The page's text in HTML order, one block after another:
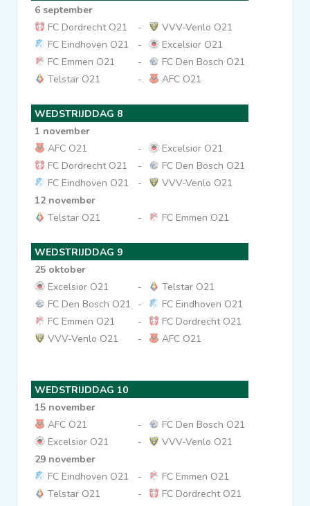
6 september
FC Dordrecht O21
-
VVV-Venlo O21
FC Eindhoven O21
-
Excelsior O21
FC Emmen O21
-
FC Den Bosch O21
Telstar O21
- AFC O21
WEDSTRIJDDAG 8
1 november
AFC O21
-
Excelsior O21
FC Dordrecht O21
-
FC Den Bosch O21
FC Eindhoven O21
-
VVV-Venlo O21
12 november
Telstar O21
- FC Emmen O21
WEDSTRIJDDAG 9
25 oktober
Excelsior O21
-
Telstar O21
FC Den Bosch O21
-
FC Eindhoven O21
FC Emmen O21
-
FC Dordrecht O21
VVV-Venlo O21
- AFC O21
WEDSTRIJDDAG 10
15 november
AFC O21
-
FC Den Bosch O21
Excelsior O21
-
VVV-Venlo O21
29 november
FC Eindhoven O21
-
FC Emmen O21
Telstar O21
- FC Dordrecht O21